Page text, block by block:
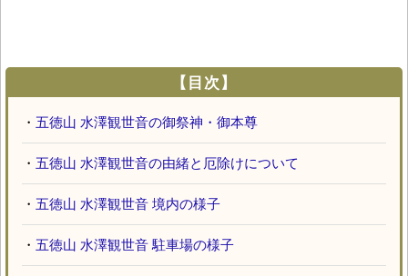
【目次】
・ 五徳山 水澤観世音の御祭神・御本尊
・ 五徳山 水澤観世音の由緒と厄除けについて
・ 五徳山 水澤観世音 境内の様子
・ 五徳山 水澤観世音 駐車場の様子